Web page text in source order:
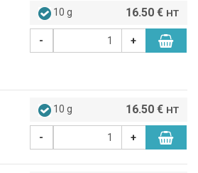
10 g 16.50 € HT
- +
10 g 16.50 € HT
- +